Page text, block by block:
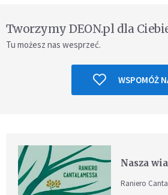
Tworzymy DEON.pl dla
Tu możesz nas wesprzeć.
WSPOMÓŻ
Nasza
Raniero